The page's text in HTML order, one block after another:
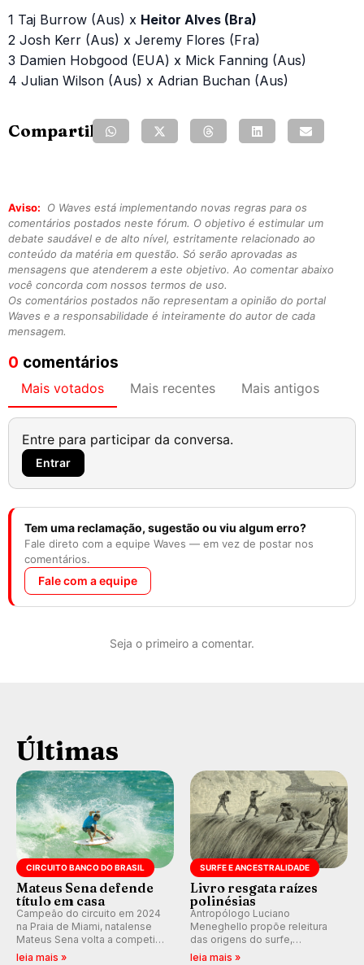
1 Taj Burrow (Aus) x Heitor Alves (Bra)
2 Josh Kerr (Aus) x Jeremy Flores (Fra)
3 Damien Hobgood (EUA) x Mick Fanning (Aus)
4 Julian Wilson (Aus) x Adrian Buchan (Aus)
Compartilhe:
Aviso:
O Waves está implementando novas regras para os
comentários postados neste fórum. O objetivo é estimular um
debate saudável e de alto nível, estritamente relacionado ao
conteúdo da matéria em questão. Só serão aprovadas as
mensagens que atenderem a este objetivo. Ao comentar abaixo
você concorda com nossos termos de uso.
Os comentários postados não representam a opinião do portal
Waves e a responsabilidade é inteiramente do autor de cada
mensagem.
0 comentários
Mais votados Mais recentes Mais antigos
Entre para participar da conversa.
Entrar
Tem uma reclamação, sugestão ou viu algum erro?
Fale direto com a equipe Waves — em vez de postar nos
comentários.
Fale com a equipe
Seja o primeiro a comentar.
Últimas
CIRCUITO BANCO DO BRASIL
Mateus Sena defende
título em casa
Campeão do circuito em 2024
na Praia de Miami, natalense
Mateus Sena volta a competir
em casa em busca de manter a
leia mais »
SURFE E ANCESTRALIDADE
Livro resgata raízes
polinésias
Antropólogo Luciano
Meneghello propõe releitura
das origens do surfe,
resgatando a cultura polinésia
leia mais »